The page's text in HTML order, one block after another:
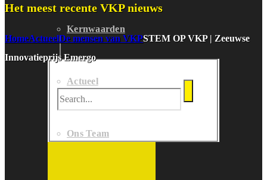
Kernwaarden
Actueel
Ons Team
Het meest recente VKP nieuws
HomeActueelDe mensen van VKPSTEM OP VKP | Zeeuwse
Innovatieprijs Emergo